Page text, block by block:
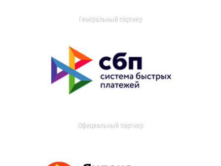
Генеральный партнер
Официальный партнер